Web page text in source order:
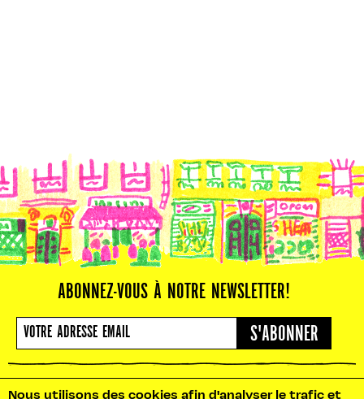
ABONNEZ-VOUS À NOTRE NEWSLETTER!
S'ABONNER
Nous utilisons des cookies afin d'analyser le trafic et